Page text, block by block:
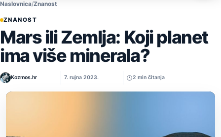
Naslovnica Znanost
ZNANOST
Mars ili Zemlja: Koji planet
ima više minerala?
Kozmos.hr 7. rujna 2023. 2 min čitanja